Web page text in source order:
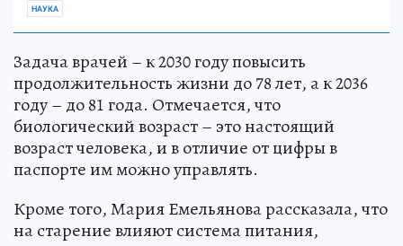
НАУКА
Задача врачей – к 2030 году повысить
продолжительность жизни до 78 лет, а к 2036
году – до 81 года. Отмечается, что
биологический возраст – это настоящий
возраст человека, и в отличие от цифры в
паспорте им можно управлять.
Кроме того, Мария Емельянова рассказала, что
на старение влияют система питания,